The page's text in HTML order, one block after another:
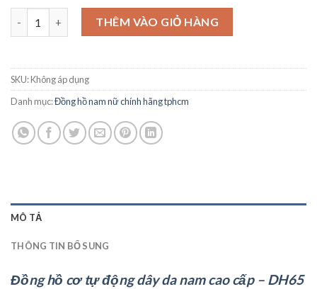
Đồng hồ cơ tự động dây da nam cao cấp - DH65 số lượng
THÊM VÀO GIỎ HÀNG
SKU:Không áp dụng
Danh mục:Đồng hồ nam nữ chính hãng tphcm
MÔ TẢ
THÔNG TIN BỔ SUNG
Đồng hồ cơ tự động dây da nam cao cấp – DH65